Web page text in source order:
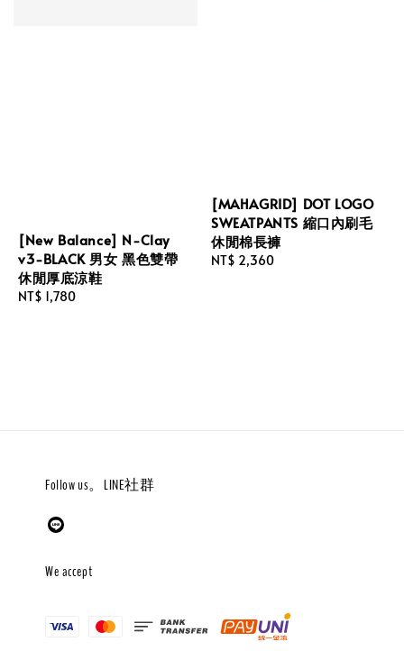
[New Balance] N-Clay
v3-BLACK 男女 黑色雙帶
休閒厚底涼鞋
Regular
NT$ 1,780
[MAHAGRID] DOT LOGO
SWEATPANTS 縮口內刷毛
休閒棉長褲
Regular
NT$ 2,360
Follow us。LINE社群
We accept